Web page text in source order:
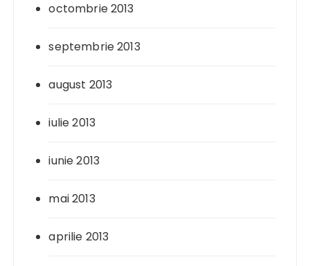
octombrie 2013
septembrie 2013
august 2013
iulie 2013
iunie 2013
mai 2013
aprilie 2013